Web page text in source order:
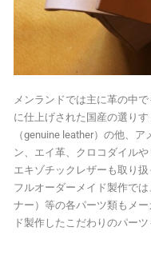
メンランドでは主に革の中
に仕上げされた国産の選り
（genuine leather）の他、
ン、エイ革、クロコダイル
エキゾチックレザーも取り扱
フルオーダーメイド製作で
ナー）等の各パーツ類もメ
ド製作したこだわりのパーツ